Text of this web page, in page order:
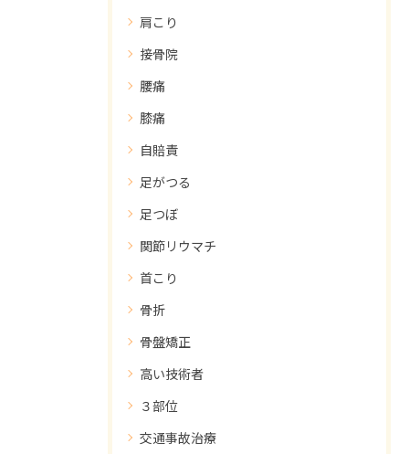
肩こり
接骨院
腰痛
膝痛
自賠責
足がつる
足つぼ
関節リウマチ
首こり
骨折
骨盤矯正
高い技術者
３部位
交通事故治療